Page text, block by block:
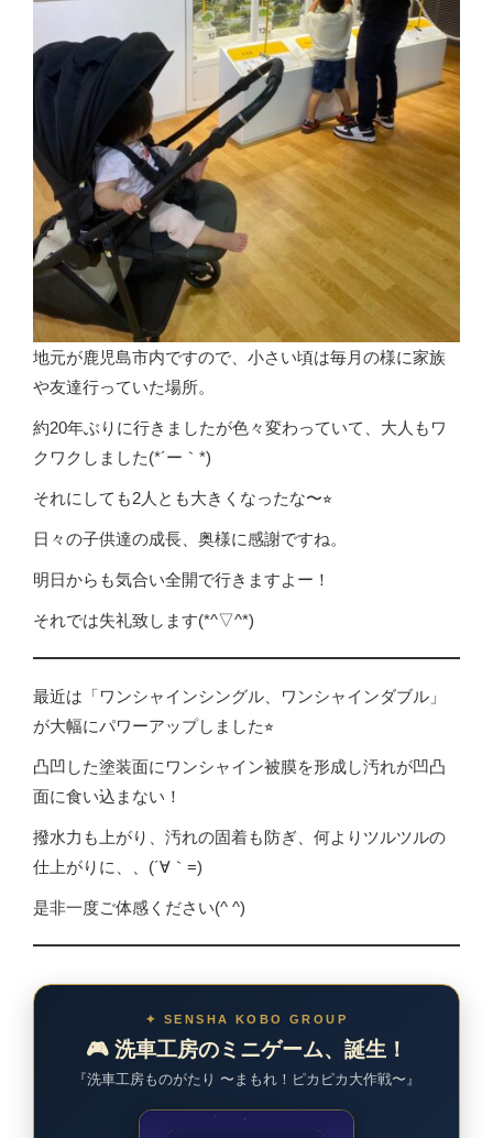
地元が鹿児島市内ですので、小さい頃は毎月の様に家族
や友達行っていた場所。
約20年ぶりに行きましたが色々変わっていて、大人もワ
クワクしました(*´ー｀*)
それにしても2人とも大きくなったな〜⭐︎
日々の子供達の成長、奥様に感謝ですね。
明日からも気合い全開で行きますよー！
それでは失礼致します(*^▽^*)
最近は「ワンシャインシングル、ワンシャインダブル」
が大幅にパワーアップしました⭐︎
凸凹した塗装面にワンシャイン被膜を形成し汚れが凹凸
面に食い込まない！
撥水力も上がり、汚れの固着も防ぎ、何よりツルツルの
仕上がりに、、(´∀｀=)
是非一度ご体感ください(^ ^)
✦ SENSHA KOBO GROUP
🎮 洗車工房のミニゲーム、誕生！
『洗車工房ものがたり 〜まもれ！ピカピカ大作戦〜』